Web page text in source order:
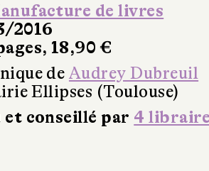
de livres
2016
18,90 €
de Audrey Dubreuil
Ellipses (Toulouse)
conseillé par 4